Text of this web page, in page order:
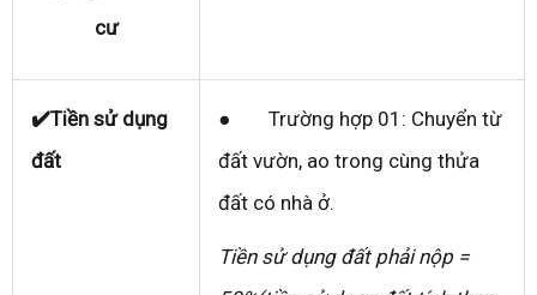
cư
✔️Tiền sử dụng
đất
● Trường hợp 01: Chuyển từ
đất vườn, ao trong cùng thửa
đất có nhà ở.
Tiền sử dụng đất phải nộp =